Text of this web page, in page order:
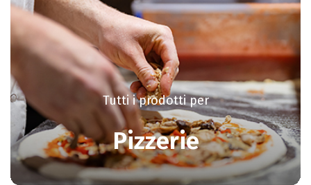
Tutti i prodotti per
Pizzerie